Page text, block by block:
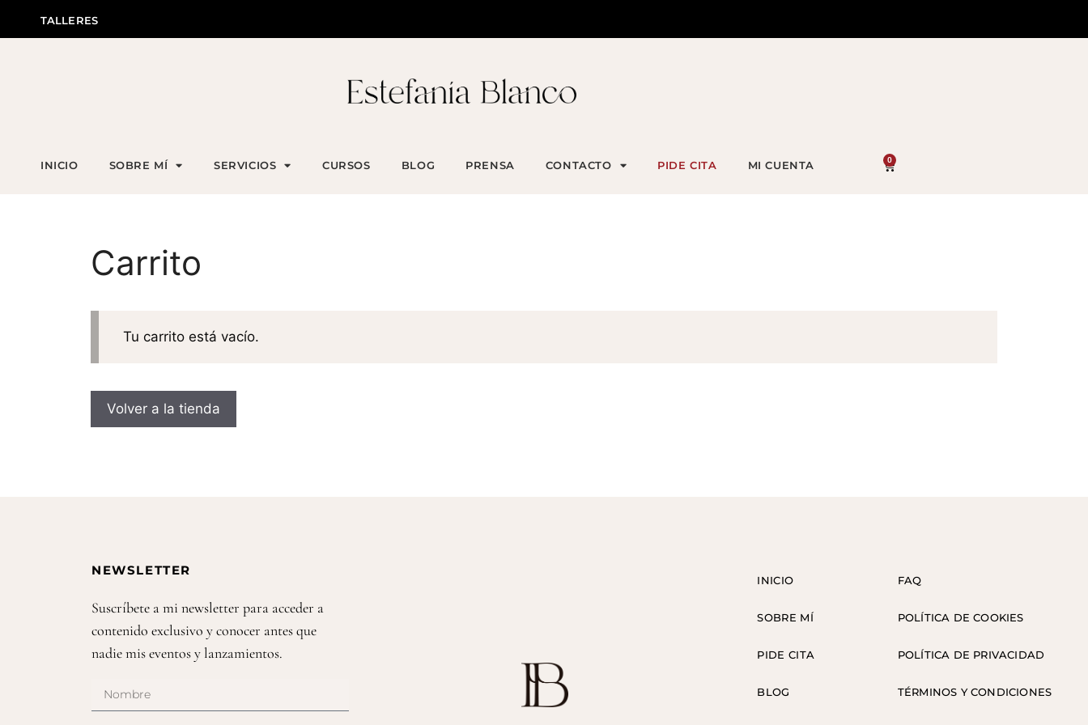
TALLERES
INICIO SOBRE MÍ SERVICIOS CURSOS BLOG PRENSA CONTACTO PIDE CITA MI CUENTA 0
Carrito
Tu carrito está vacío.
Volver a la tienda
NEWSLETTER
Suscríbete a mi newsletter para acceder a
contenido exclusivo y conocer antes que
nadie mis eventos y lanzamientos.
INICIO
SOBRE MÍ
PIDE CITA
BLOG
FAQ
POLÍTICA DE COOKIES
POLÍTICA DE PRIVACIDAD
TÉRMINOS Y CONDICIONES